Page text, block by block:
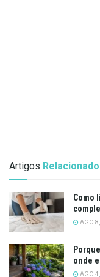
Artigos
Como
AGO
onde
AGO